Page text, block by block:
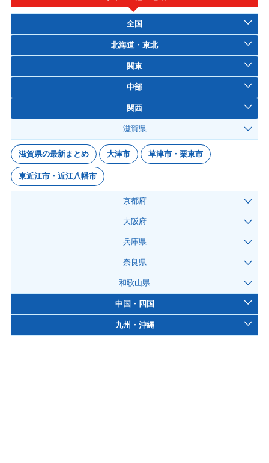
全国
北海道・東北
関東
中部
関西
滋賀県
滋賀県の最新まとめ 大津市 草津市・栗東市
東近江市・近江八幡市
京都府
大阪府
兵庫県
奈良県
和歌山県
中国・四国
九州・沖縄